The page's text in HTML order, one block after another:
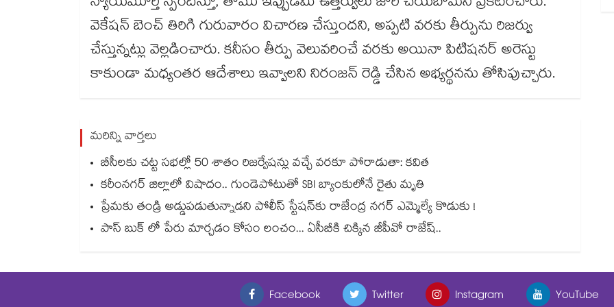
వెకేషన్‌ బెంచ్‌ తిరిగి గురువారం విచారణ చేస్తుందని, అప్పటి వరకు తీర్పును రిజర్వు
చేస్తున్నట్లు వెల్లడించారు. కనీసం తీర్పు వెలువరించే వరకు అయినా పిటిషనర్‌ అరెస్టు
కాకుండా మధ్యంతర ఆదేశాలు ఇవ్వాలని నిరంజన్‌ రెడ్డి చేసిన అభ్యర్థనను తోసిపుచ్చారు.
మరిన్ని వార్తలు
బీసీలకు చట్ట సభల్లో 50 శాతం రిజర్వేషన్లు వచ్చే వరకూ పోరాడుతా: కవిత
కరీంనగర్ జిల్లాలో విషాదం.. గుండెపోటుతో SBI బ్యాంకులోనే రైతు మృతి
ప్రేమకు తండ్రి అడ్డుపడుతున్నాడని పోలీస్ స్టేషన్⁪కు రాజేంద్ర నగర్ ఎమ్మెల్యే కొడుకు !
పాస్ బుక్ లో పేరు మార్చడం కోసం లంచం... ఏసీబీకి చిక్కిన జీపీవో రాజేష్..
Facebook Twitter Instagram YouTube